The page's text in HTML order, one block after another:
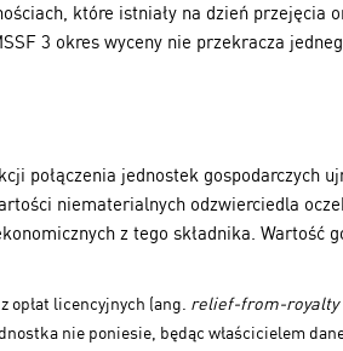
które istniały na dzień przejęcia
3 okres wyceny nie przekracza
połączenia jednostek gospodarczych
niematerialnych odzwierciedla
z tego składnika.
opłat licencyjnych (ang. relief-from-royalty
nie poniesie, będąc właścicielem